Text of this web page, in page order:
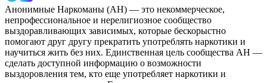
Анонимные Наркоманы (АН) — это некоммерческое,
непрофессиональное и нерелигиозное сообщество
выздоравливающих зависимых, которые бескорыстно
помогают друг другу прекратить употреблять наркотики и
научиться жить без них. Единственная цель сообщества АН —
сделать доступной информацию о возможности
выздоровления тем, кто еще употребляет наркотики и